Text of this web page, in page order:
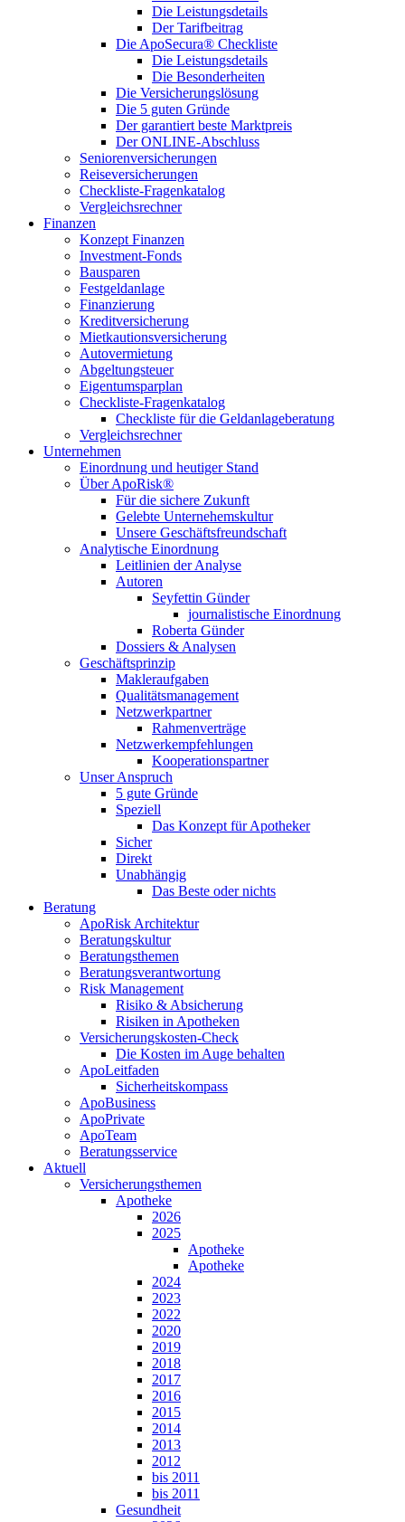
Die Leistungsdetails
Der Tarifbeitrag
Die ApoSecura® Checkliste
Die Leistungsdetails
Die Besonderheiten
Die Versicherungslösung
Die 5 guten Gründe
Der garantiert beste Marktpreis
Der ONLINE-Abschluss
Seniorenversicherungen
Reiseversicherungen
Checkliste-Fragenkatalog
Vergleichsrechner
Finanzen
Konzept Finanzen
Investment-Fonds
Bausparen
Festgeldanlage
Finanzierung
Kreditversicherung
Mietkautionsversicherung
Autovermietung
Abgeltungsteuer
Eigentumsparplan
Checkliste-Fragenkatalog
Checkliste für die Geldanlageberatung
Vergleichsrechner
Unternehmen
Einordnung und heutiger Stand
Über ApoRisk®
Für die sichere Zukunft
Gelebte Unternehemskultur
Unsere Geschäftsfreundschaft
Analytische Einordnung
Leitlinien der Analyse
Autoren
Seyfettin Günder
journalistische Einordnung
Roberta Günder
Dossiers & Analysen
Geschäftsprinzip
Makleraufgaben
Qualitätsmanagement
Netzwerkpartner
Rahmenverträge
Netzwerkempfehlungen
Kooperationspartner
Unser Anspruch
5 gute Gründe
Speziell
Das Konzept für Apotheker
Sicher
Direkt
Unabhängig
Das Beste oder nichts
Beratung
ApoRisk Architektur
Beratungskultur
Beratungsthemen
Beratungsverantwortung
Risk Management
Risiko & Absicherung
Risiken in Apotheken
Versicherungskosten-Check
Die Kosten im Auge behalten
ApoLeitfaden
Sicherheitskompass
ApoBusiness
ApoPrivate
ApoTeam
Beratungsservice
Aktuell
Versicherungsthemen
Apotheke
2026
2025
Apotheke
Apotheke
2024
2023
2022
2020
2019
2018
2017
2016
2015
2014
2013
2012
bis 2011
bis 2011
Gesundheit